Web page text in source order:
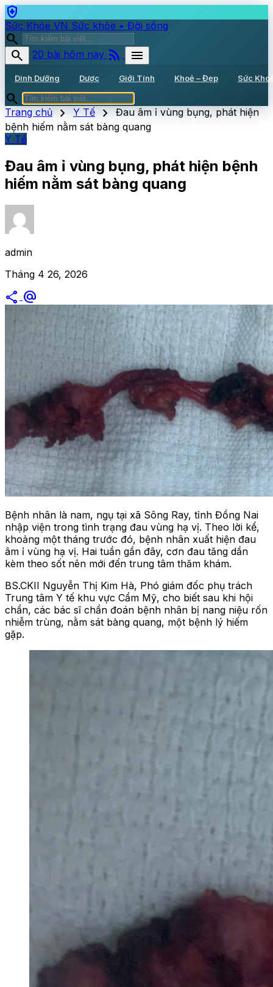
health_and_safety
Sức Khỏe VN Sức khỏe • Đời sống
search
search
20 bài hôm nay rss_feed menu
Dinh Dưỡng Dược Giới Tính Khoẻ – Đẹp Sức
search
Trang chủ chevron_right Y Tế chevron_right Đau âm ỉ vùng bụng, phát hiện
bệnh hiếm nằm sát bàng quang
Y Tế
Đau âm ỉ vùng bụng, phát hiện bệnh
hiếm nằm sát bàng quang
admin
Tháng 4 26, 2026
share alternate_email
Bệnh nhân là nam, ngụ tại xã Sông Ray, tỉnh Đồng Nai
nhập viện trong tình trạng đau vùng hạ vị. Theo lời kể,
khoảng một tháng trước đó, bệnh nhân xuất hiện đau
âm ỉ vùng hạ vị. Hai tuần gần đây, cơn đau tăng dần
kèm theo sốt nên mới đến trung tâm thăm khám.
BS.CKII Nguyễn Thị Kim Hà, Phó giám đốc phụ trách
Trung tâm Y tế khu vực Cẩm Mỹ, cho biết sau khi hội
chẩn, các bác sĩ chẩn đoán bệnh nhân bị nang niệu rốn
nhiễm trùng, nằm sát bàng quang, một bệnh lý hiếm
gặp.